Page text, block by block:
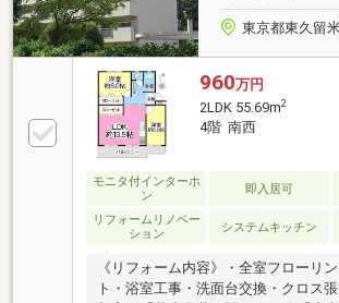
東京都東久留
960万円
2LDK 55.69m2
4階 南西
モニタ付インターホ
ン
即入居可
リフォームリノベー
ション
システムキッチン
《リフォーム内容》・全室フローリ
ト・浴室工事・洗面台交換・クロス